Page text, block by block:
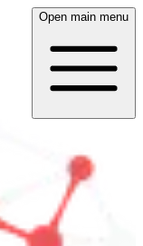
Open main menu